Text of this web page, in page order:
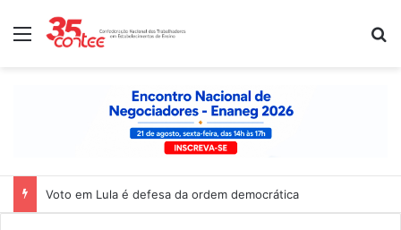
Menu
Voto em Lula é defesa da ordem democrática